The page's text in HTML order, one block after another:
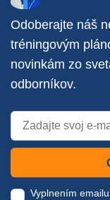
Odoberajte náš
tréningovým
novinkám zo
odborníkov.
Vyplnením